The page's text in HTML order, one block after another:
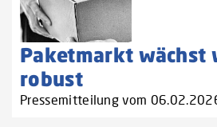
Paketmarkt wächst
robust
Pressemitteilung vom